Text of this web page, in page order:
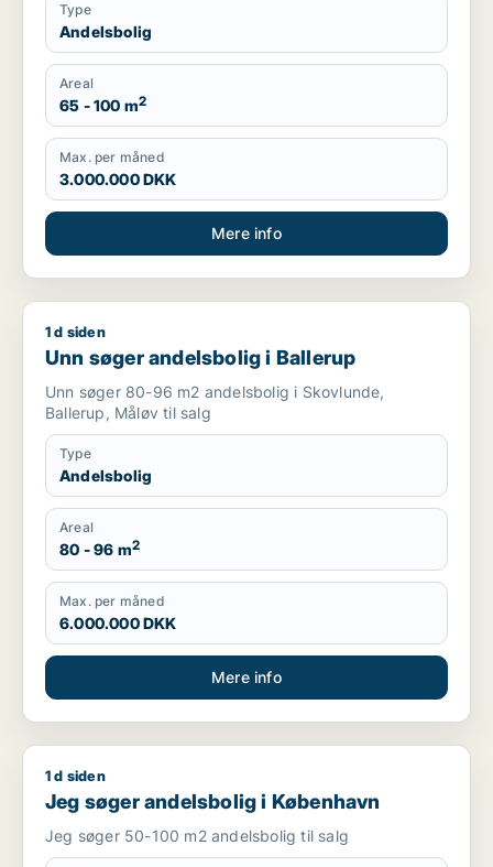
Type
Andelsbolig
Areal
65 - 100 m2
Max. per måned
3.000.000 DKK
Mere info
Unn søger andelsbolig i Ballerup
1 d siden
Unn søger andelsbolig i Ballerup
Unn søger 80-96 m2 andelsbolig i Skovlunde,
Ballerup, Måløv til salg
Type
Andelsbolig
Areal
80 - 96 m2
Max. per måned
6.000.000 DKK
Mere info
Jeg søger andelsbolig i København
1 d siden
Jeg søger andelsbolig i København
Jeg søger 50-100 m2 andelsbolig til salg